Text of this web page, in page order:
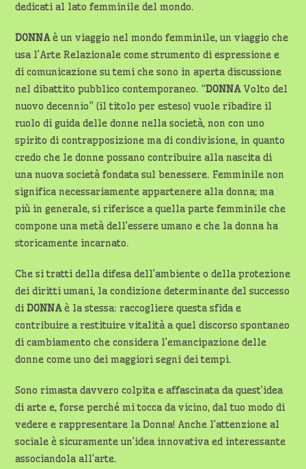
dedicati al lato femminile del mondo.
DONNAè un viaggio nel mondo femminile, un viaggio che
usa l’Arte Relazionale come strumento di espressione e
di comunicazione su temi che sono in aperta discussione
nel dibattito pubblico contemporaneo. “DONNAVolto del
nuovo decennio” (il titolo per esteso) vuole ribadire il
ruolo di guida delle donne nella società, non con uno
spirito di contrapposizione ma di condivisione, in quanto
credo che le donne possano contribuire alla nascita di
una nuova società fondata sul benessere. Femminile non
significa necessariamente appartenere alla donna; ma
più in generale, si riferisce a quella parte femminile che
compone una metà dell’essere umano e che la donna ha
storicamente incarnato.
Che si tratti della difesa dell’ambiente o della protezione
dei diritti umani, la condizione determinante del successo
diDONNAè la stessa: raccogliere questa sfida e
contribuire a restituire vitalità a quel discorso spontaneo
di cambiamento che considera l’emancipazione delle
donne come uno dei maggiori segni dei tempi.
Sono rimasta davvero colpita e affascinata da quest’idea
di arte e, forse perché mi tocca da vicino, dal tuo modo di
vedere e rappresentare la Donna! Anche l’attenzione al
sociale è sicuramente un’idea innovativa ed interessante
associandola all’arte.